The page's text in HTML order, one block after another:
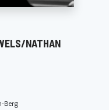
NATHAN
Berg